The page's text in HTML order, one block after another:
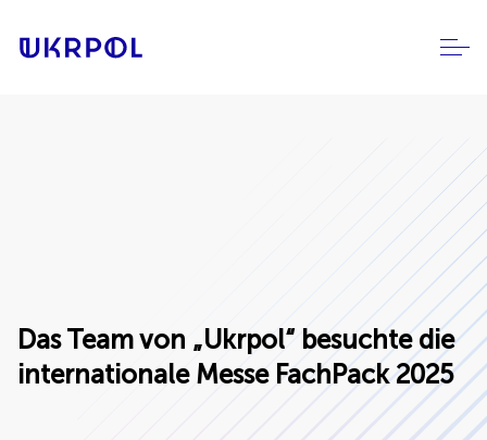
Das Team von „Ukrpol“ besuchte die
internationale Messe FachPack 2025